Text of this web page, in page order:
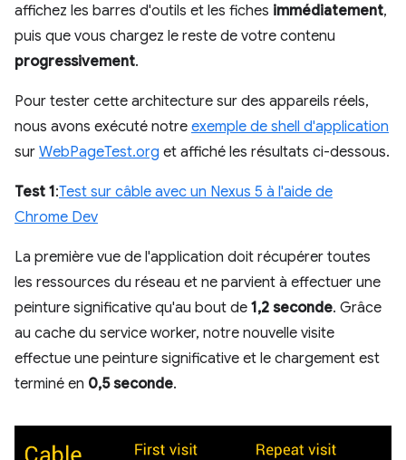
affichez les barres d'outils et les fiches immédiatement,
puis que vous chargez le reste de votre contenu
progressivement.
Pour tester cette architecture sur des appareils réels,
nous avons exécuté notre exemple de shell d'application
sur WebPageTest.org et affiché les résultats ci-dessous.
Test 1:Test sur câble avec un Nexus 5 à l'aide de
Chrome Dev
La première vue de l'application doit récupérer toutes
les ressources du réseau et ne parvient à effectuer une
peinture significative qu'au bout de 1,2 seconde. Grâce
au cache du service worker, notre nouvelle visite
effectue une peinture significative et le chargement est
terminé en 0,5 seconde.